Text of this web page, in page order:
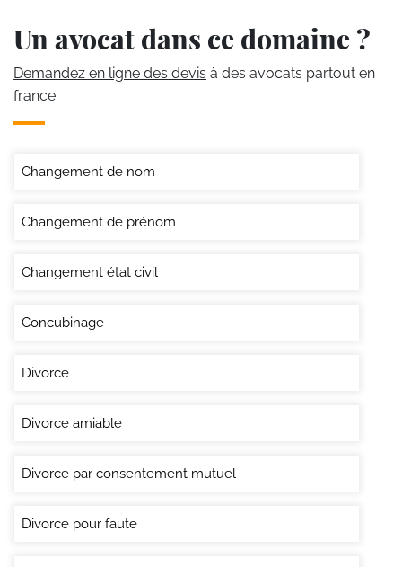
Un avocat dans ce domaine ?
Demandez en ligne des devis à des avocats partout en
france
Changement de nom
Changement de prénom
Changement état civil
Concubinage
Divorce
Divorce amiable
Divorce par consentement mutuel
Divorce pour faute